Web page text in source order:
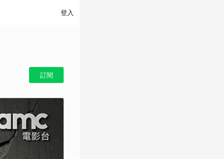
登入
訂閱